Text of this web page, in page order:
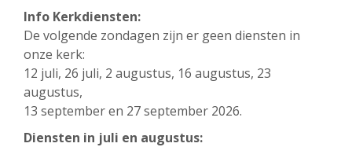
Info Kerkdiensten:
De volgende zondagen zijn er geen diensten in
onze kerk:
12 juli, 26 juli, 2 augustus, 16 augustus, 23
augustus,
13 september en 27 september 2026.
Diensten in juli en augustus: